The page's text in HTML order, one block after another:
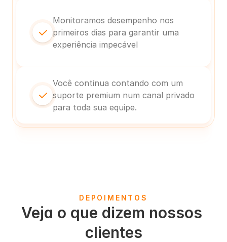
Monitoramos desempenho nos
primeiros dias para garantir uma
experiência impecável
Você continua contando com um
suporte premium num canal privado
para toda sua equipe.
DEPOIMENTOS
Veja o que dizem nossos
clientes